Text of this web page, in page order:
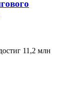
11,2 млн